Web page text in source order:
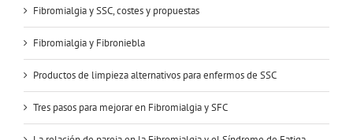
Fibromialgia y SSC, costes y propuestas
Fibromialgia y Fibroniebla
Productos de limpieza alternativos para enfermos de SSC
Tres pasos para mejorar en Fibromialgia y SFC